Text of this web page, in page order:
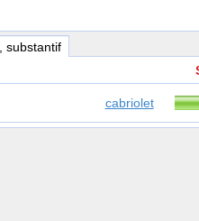
, substantif
cabriolet